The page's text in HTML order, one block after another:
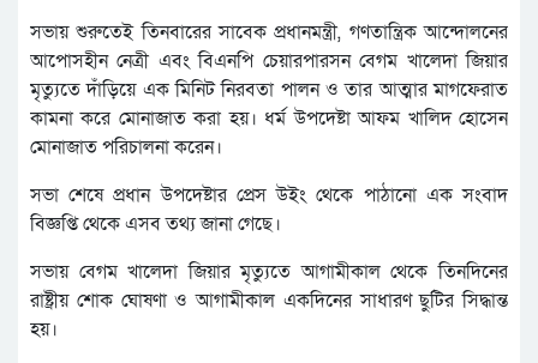
সভায় শুরুতেই তিনবারের সাবেক প্রধানমন্ত্রী, গণতান্ত্রিক আন্দোলনের
আপোসহীন নেত্রী এবং বিএনপি চেয়ারপারসন বেগম খালেদা জিয়ার
মৃত্যুতে দাঁড়িয়ে এক মিনিট নিরবতা পালন ও তার আত্মার মাগফেরাত
কামনা করে মোনাজাত করা হয়। ধর্ম উপদেষ্টা আফম খালিদ হোসেন
মোনাজাত পরিচালনা করেন।
সভা শেষে প্রধান উপদেষ্টার প্রেস উইং থেকে পাঠানো এক সংবাদ
বিজ্ঞপ্তি থেকে এসব তথ্য জানা গেছে।
সভায় বেগম খালেদা জিয়ার মৃত্যুতে আগামীকাল থেকে তিনদিনের
রাষ্ট্রীয় শোক ঘোষণা ও আগামীকাল একদিনের সাধারণ ছুটির সিদ্ধান্ত
হয়।